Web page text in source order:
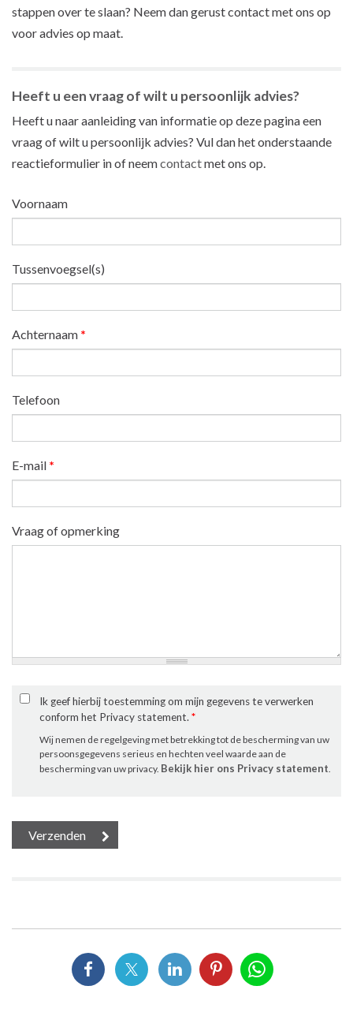
stappen over te slaan? Neem dan gerust contact met ons op
voor advies op maat.
Heeft u een vraag of wilt u persoonlijk advies?
Heeft u naar aanleiding van informatie op deze pagina een
vraag of wilt u persoonlijk advies? Vul dan het onderstaande
reactieformulier in of neemcontactmet ons op.
Voornaam
Tussenvoegsel(s)
Achternaam *
Telefoon
E-mail *
Vraag of opmerking
Ik geef hierbij toestemming om mijn gegevens te verwerken
conform het Privacy statement.*
Wij nemen de regelgeving met betrekking tot de bescherming van uw
persoonsgegevens serieus en hechten veel waarde aan de
bescherming van uw privacy. Bekijk hier ons Privacy statement.